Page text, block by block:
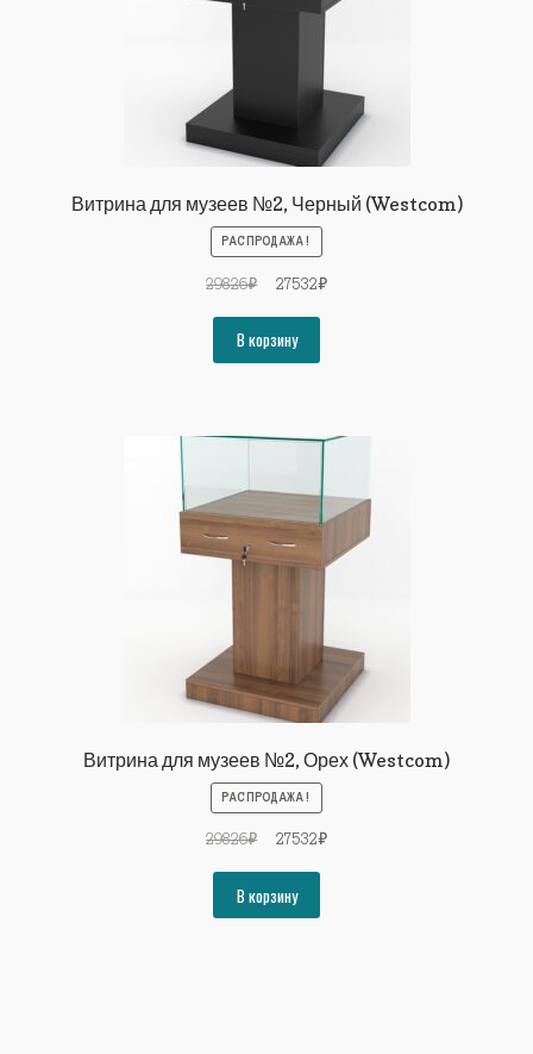
Витрина для музеев №2, Черный (Westcom)
РАСПРОДАЖА!
29826₽
Первоначальная
составляла
29826₽.
27532₽Текущая
В корзину
Витрина для музеев №2, Орех (Westcom)
РАСПРОДАЖА!
29826₽
Первоначальная
составляла
29826₽.
27532₽Текущая
В корзину